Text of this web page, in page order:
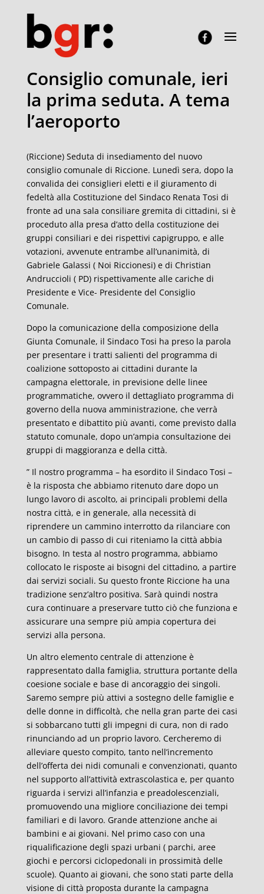
Consiglio comunale, ieri
la prima seduta. A tema
l’aeroporto
(Riccione) Seduta di insediamento del nuovo
consiglio comunale di Riccione. Lunedì sera, dopo la
convalida dei consiglieri eletti e il giuramento di
fedeltà alla Costituzione del Sindaco Renata Tosi di
fronte ad una sala consiliare gremita di cittadini, si è
proceduto alla presa d’atto della costituzione dei
gruppi consiliari e dei rispettivi capigruppo, e alle
votazioni, avvenute entrambe all’unanimità, di
Gabriele Galassi ( Noi Riccionesi) e di Christian
Andruccioli ( PD) rispettivamente alle cariche di
Presidente e Vice- Presidente del Consiglio
Comunale.
Dopo la comunicazione della composizione della
Giunta Comunale, il Sindaco Tosi ha preso la parola
per presentare i tratti salienti del programma di
coalizione sottoposto ai cittadini durante la
campagna elettorale, in previsione delle linee
programmatiche, ovvero il dettagliato programma di
governo della nuova amministrazione, che verrà
presentato e dibattito più avanti, come previsto dalla
statuto comunale, dopo un’ampia consultazione dei
gruppi di maggioranza e della città.
” Il nostro programma – ha esordito il Sindaco Tosi –
è la risposta che abbiamo ritenuto dare dopo un
lungo lavoro di ascolto, ai principali problemi della
nostra città, e in generale, alla necessità di
riprendere un cammino interrotto da rilanciare con
un cambio di passo di cui riteniamo la città abbia
bisogno. In testa al nostro programma, abbiamo
collocato le risposte ai bisogni del cittadino, a partire
dai servizi sociali. Su questo fronte Riccione ha una
tradizione senz’altro positiva. Sarà quindi nostra
cura continuare a preservare tutto ciò che funziona e
assicurare una sempre più ampia copertura dei
servizi alla persona.
Un altro elemento centrale di attenzione è
rappresentato dalla famiglia, struttura portante della
coesione sociale e base di ancoraggio dei singoli.
Saremo sempre più attivi a sostegno delle famiglie e
delle donne in difficoltà, che nella gran parte dei casi
si sobbarcano tutti gli impegni di cura, non di rado
rinunciando ad un proprio lavoro. Cercheremo di
alleviare questo compito, tanto nell’incremento
dell’offerta dei nidi comunali e convenzionati, quanto
nel supporto all’attività extrascolastica e, per quanto
riguarda i servizi all’infanzia e preadolescenziali,
promuovendo una migliore conciliazione dei tempi
familiari e di lavoro. Grande attenzione anche ai
bambini e ai giovani. Nel primo caso con una
riqualificazione degli spazi urbani ( parchi, aree
giochi e percorsi ciclopedonali in prossimità delle
scuole). Quanto ai giovani, che sono stati parte della
visione di città proposta durante la campagna